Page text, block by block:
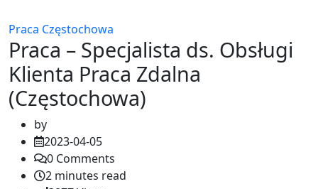
Praca Częstochowa
Praca – Specjalista ds. Obsługi
Klienta Praca Zdalna
(Częstochowa)
by
2023-04-05
0 Comments
2 minutes read